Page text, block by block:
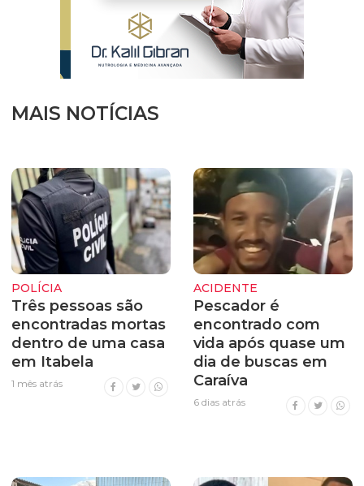
MAIS NOTÍCIAS
POLÍCIA
Três pessoas são
encontradas mortas
dentro de uma casa
em Itabela
1 mês atrás
ACIDENTE
Pescador é
encontrado com
vida após quase um
dia de buscas em
Caraíva
6 dias atrás